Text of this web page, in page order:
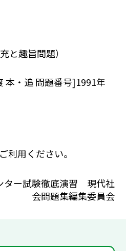
と趣旨問題）
本・追 問題番号]1991年
利用ください。
ー試験徹底演習 現代社
会問題集編集委員会